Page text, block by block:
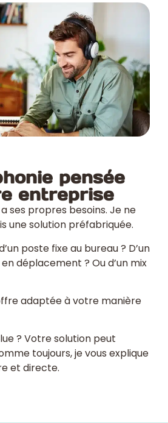
pensée
entreprise
ses propres besoins. Je ne
une solution préfabriquée.
poste fixe au bureau ? D’un
déplacement ? Ou d’un mix
adaptée à votre manière
? Votre solution peut
toujours, je vous explique
et directe.